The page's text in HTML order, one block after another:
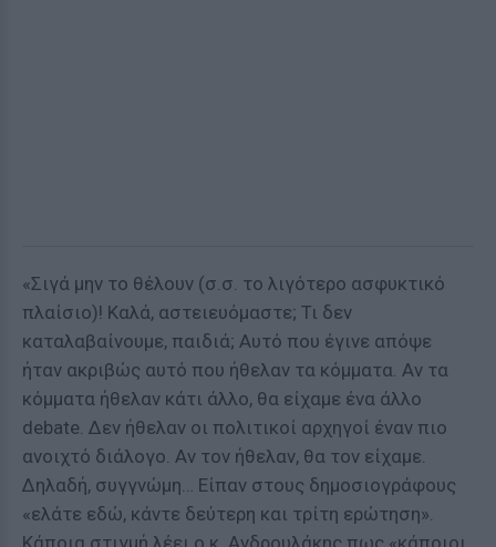
«Σιγά μην το θέλουν (σ.σ. το λιγότερο ασφυκτικό
πλαίσιο)! Καλά, αστειευόμαστε; Τι δεν
καταλαβαίνουμε, παιδιά; Αυτό που έγινε απόψε
ήταν ακριβώς αυτό που ήθελαν τα κόμματα. Αν τα
κόμματα ήθελαν κάτι άλλο, θα είχαμε ένα άλλο
debate. Δεν ήθελαν οι πολιτικοί αρχηγοί έναν πιο
ανοιχτό διάλογο. Αν τον ήθελαν, θα τον είχαμε.
Δηλαδή, συγγνώμη… Είπαν στους δημοσιογράφους
«ελάτε εδώ, κάντε δεύτερη και τρίτη ερώτηση».
Κάποια στιγμή λέει ο κ. Ανδρουλάκης πως «κάποιοι